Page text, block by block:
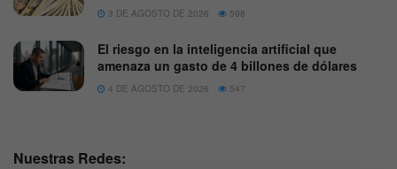
3 DE AGOSTO DE 2026 598
El riesgo en la inteligencia artificial que
amenaza un gasto de 4 billones de dólares
4 DE AGOSTO DE 2026 547
Nuestras Redes: